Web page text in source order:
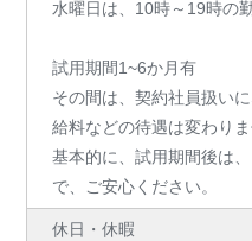
水曜日は、10時～19時の
試用期間1~6か月有
その間は、契約社員扱いに
給料などの待遇は変わり
基本的に、試用期間後は
で、ご安心ください。
休日・休暇